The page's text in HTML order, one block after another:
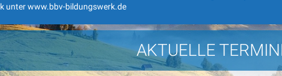
unterwww.bbv-bildungswerk.de
AKTUELLE